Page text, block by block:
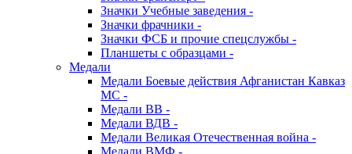
Значки Учебные заведения -
Значки фрачники -
Значки ФСБ и прочие спецслужбы -
Планшеты с образцами -
Медали
Медали Боевые действия Афганистан Кавказ
МС -
Медали ВВ -
Медали ВДВ -
Медали Великая Отечественная война -
Медали ВМФ -